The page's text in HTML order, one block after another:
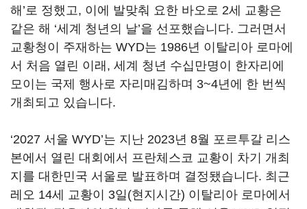
해’로 정했고, 이에 발맞춰 요한 바오로 2세 교황은
같은 해 ‘세계 청년의 날’을 선포했습니다. 그러면서
교황청이 주재하는 WYD는 1986년 이탈리아 로마에
서 처음 열린 이래, 세계 청년 수십만명이 한자리에
모이는 국제 행사로 자리매김하며 3~4년에 한 번씩
개최되고 있습니다.
‘2027 서울 WYD’는 지난 2023년 8월 포르투갈 리스
본에서 열린 대회에서 프란체스코 교황이 차기 개최
지를 대한민국 서울로 발표하며 결정됐습니다. 최근
레오 14세 교황이 3일(현지시간) 이탈리아 로마에서